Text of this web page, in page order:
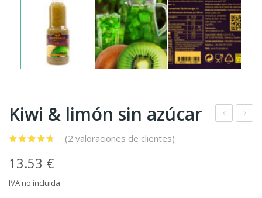
Kiwi & limón sin azúcar
(2 valoraciones de clientes)
13.53 €
IVA no incluida